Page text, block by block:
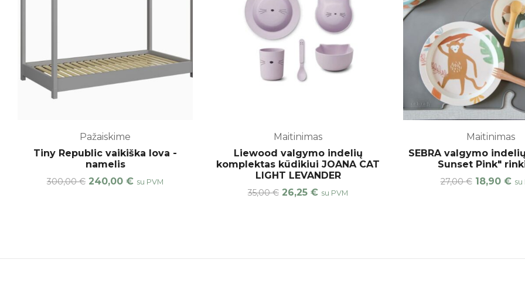
Pažaiskime
Tiny Republic vaikiška lova -
namelis
300,00€ 240,00 € su PVM
Maitinimas
Liewood valgymo indelių
komplektas kūdikiui JOANA CAT
LIGHT LEVANDER
35,00€ 26,25 € su PVM
Maitinimas
SEBRA valgymo
Sunset Pink"
27,00€ 18,90 € su